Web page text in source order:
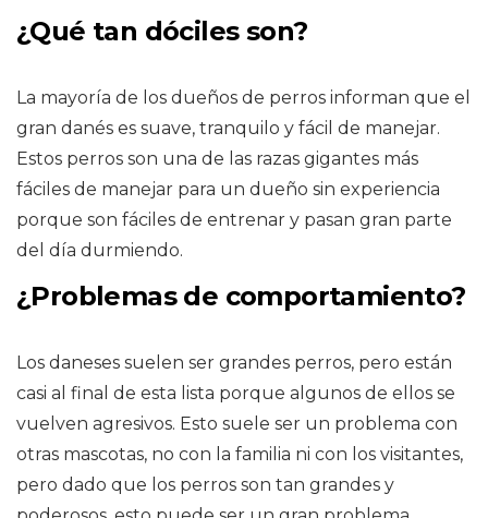
¿Qué tan dóciles son?
La mayoría de los dueños de perros informan que el
gran danés es suave, tranquilo y fácil de manejar.
Estos perros son una de las razas gigantes más
fáciles de manejar para un dueño sin experiencia
porque son fáciles de entrenar y pasan gran parte
del día durmiendo.
¿Problemas de comportamiento?
Los daneses suelen ser grandes perros, pero están
casi al final de esta lista porque algunos de ellos se
vuelven agresivos. Esto suele ser un problema con
otras mascotas, no con la familia ni con los visitantes,
pero dado que los perros son tan grandes y